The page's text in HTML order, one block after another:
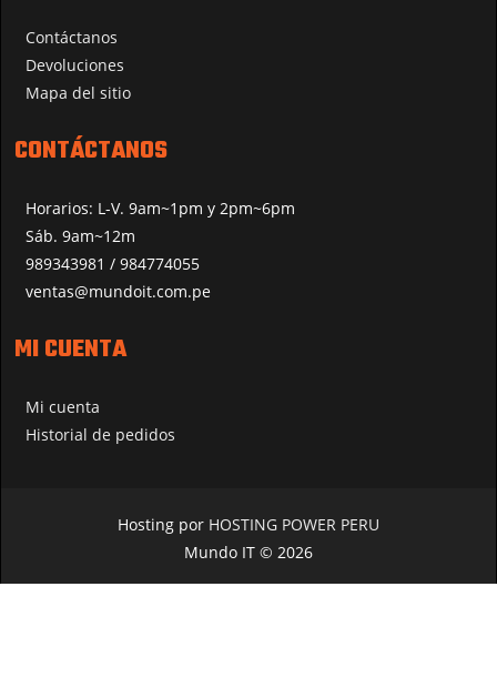
Contáctanos
Devoluciones
Mapa del sitio
CONTÁCTANOS
Horarios: L-V. 9am~1pm y 2pm~6pm
Sáb. 9am~12m
989343981 / 984774055
ventas@mundoit.com.pe
MI CUENTA
Mi cuenta
Historial de pedidos
Hosting por HOSTING POWER PERU
Mundo IT © 2026